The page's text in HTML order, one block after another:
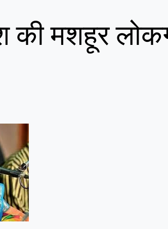
की मशहूर